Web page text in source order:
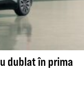
dublat în prima